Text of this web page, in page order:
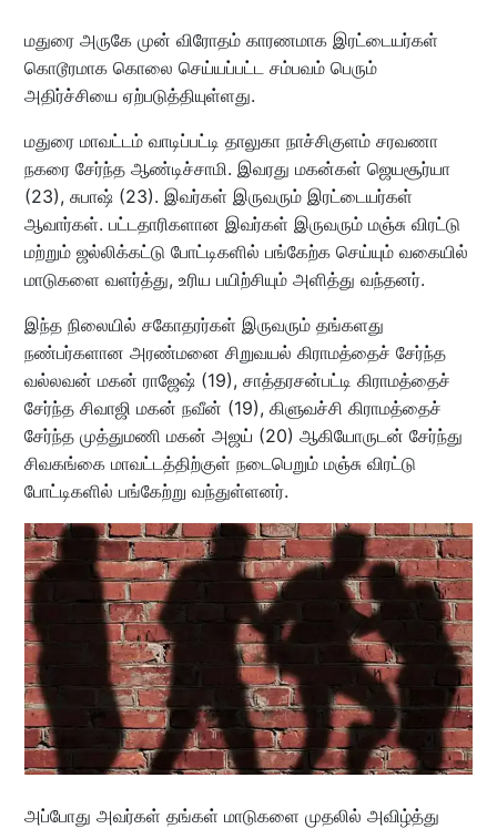
மதுரை அருகே முன் விரோதம் காரணமாக இரட்டையர்கள்
கொடூரமாக கொலை செய்யப்பட்ட சம்பவம் பெரும்
அதிர்ச்சியை ஏற்படுத்தியுள்ளது.
மதுரை மாவட்டம் வாடிப்பட்டி தாலுகா நாச்சிகுளம் சரவணா
நகரை சேர்ந்த ஆண்டிச்சாமி. இவரது மகன்கள் ஜெயசூர்யா
(23), சுபாஷ் (23). இவர்கள் இருவரும் இரட்டையர்கள்
ஆவார்கள். பட்டதாரிகளான இவர்கள் இருவரும் மஞ்சு விரட்டு
மற்றும் ஜல்லிக்கட்டு போட்டிகளில் பங்கேற்க செய்யும் வகையில்
மாடுகளை வளர்த்து, உரிய பயிற்சியும் அளித்து வந்தனர்.
இந்த நிலையில் சகோதரர்கள் இருவரும் தங்களது
நண்பர்களான அரண்மனை சிறுவயல் கிராமத்தைச் சேர்ந்த
வல்லவன் மகன் ராஜேஷ் (19), சாத்தரசன்பட்டி கிராமத்தைச்
சேர்ந்த சிவாஜி மகன் நவீன் (19), கிளுவச்சி கிராமத்தைச்
சேர்ந்த முத்துமணி மகன் அஜய் (20) ஆகியோருடன் சேர்ந்து
சிவகங்கை மாவட்டத்திற்குள் நடைபெறும் மஞ்சு விரட்டு
போட்டிகளில் பங்கேற்று வந்துள்ளனர்.
அப்போது அவர்கள் தங்கள் மாடுகளை முதலில் அவிழ்த்து